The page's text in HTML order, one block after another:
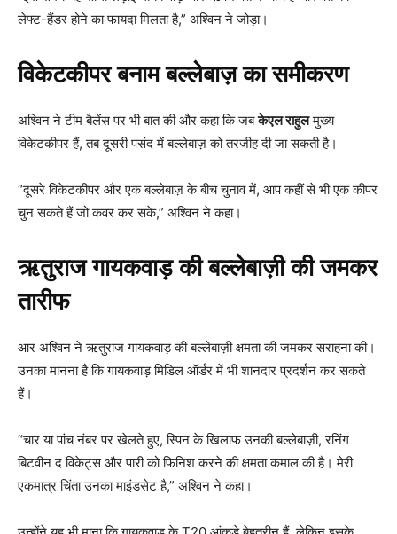
लेफ्ट-हैंडर होने का फायदा मिलता है,” अश्विन ने जोड़ा।
विकेटकीपर बनाम बल्लेबाज़ का समीकरण
अश्विन ने टीम बैलेंस पर भी बात की और कहा कि जबकेएल राहुलमुख्य
विकेटकीपर हैं, तब दूसरी पसंद में बल्लेबाज़ को तरजीह दी जा सकती है।
“दूसरे विकेटकीपर और एक बल्लेबाज़ के बीच चुनाव में, आप कहीं से भी एक कीपर
चुन सकते हैं जो कवर कर सके,” अश्विन ने कहा।
ऋतुराज गायकवाड़ की बल्लेबाज़ी की जमकर
तारीफ
आर अश्विन ने ऋतुराज गायकवाड़ की बल्लेबाज़ी क्षमता की जमकर सराहना की।
उनका मानना है कि गायकवाड़ मिडिल ऑर्डर में भी शानदार प्रदर्शन कर सकते
हैं।
“चार या पांच नंबर पर खेलते हुए, स्पिन के खिलाफ उनकी बल्लेबाज़ी, रनिंग
बिटवीन द विकेट्स और पारी को फिनिश करने की क्षमता कमाल की है। मेरी
एकमात्र चिंता उनका माइंडसेट है,” अश्विन ने कहा।